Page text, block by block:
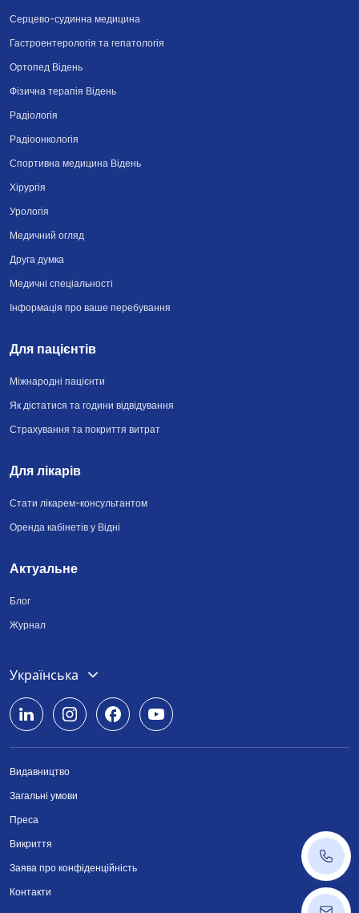
Серцево-судинна медицина
Гастроентерологія та гепатологія
Ортопед Відень
Фізична терапія Відень
Радіологія
Радіоонкологія
Спортивна медицина Відень
Хірургія
Урологія
Медичний огляд
Друга думка
Медичні спеціальності
Інформація про ваше перебування
Для пацієнтів
Міжнародні пацієнти
Як дістатися та години відвідування
Страхування та покриття витрат
Для лікарів
Стати лікарем-консультантом
Оренда кабінетів у Відні
Актуальне
Блог
Журнал
Українська
Deutsch
English
Srpski
Видавництво
Загальні умови
Преса
Викриття
Заява про конфіденційність
Контакти
+43